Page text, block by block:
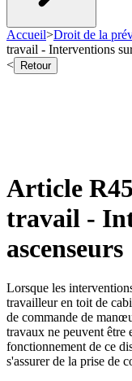
Accueil>Droit de la
travail - Interventions
<
Retour
Article
travail -
ascenseurs
Lorsque les
travailleur en toit de
de commande de
travaux ne peuvent être
fonctionnement de ce
s'assurer de la prise de